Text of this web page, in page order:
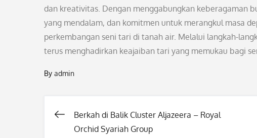
dan kreativitas. Dengan menggabungkan keberagaman
yang mendalam, dan komitmen untuk merangkul masa
perkembangan seni tari di tanah air. Melalui langkah-
terus menghadirkan keajaiban tari yang memukau bagi
By admin
Post
Berkah di Balik Cluster Aljazeera – Royal
Orchid Syariah Group